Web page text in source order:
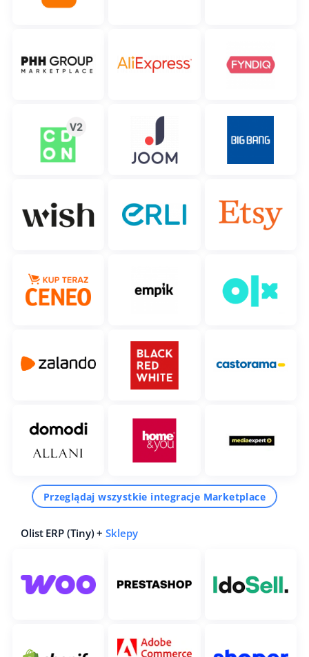
Przeglądaj wszystkie integracje Marketplace
Olist ERP (Tiny) +Sklepy